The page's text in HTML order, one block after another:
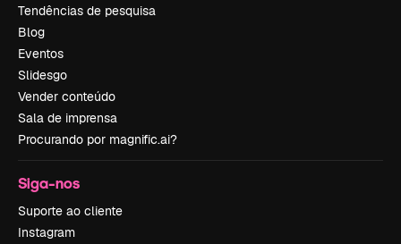
Tendências de pesquisa
Blog
Eventos
Slidesgo
Vender conteúdo
Sala de imprensa
Procurando por magnific.ai?
Siga-nos
Suporte ao cliente
Instagram